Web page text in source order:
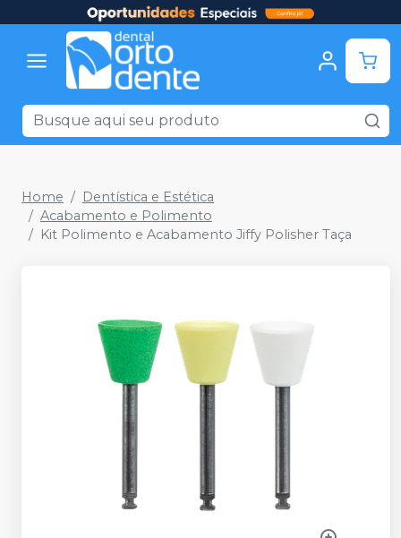
Home
Dentística e Estética
Acabamento e Polimento
Kit Polimento e Acabamento Jiffy Polisher Taça